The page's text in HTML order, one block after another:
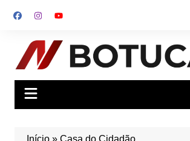
para
conteúdo